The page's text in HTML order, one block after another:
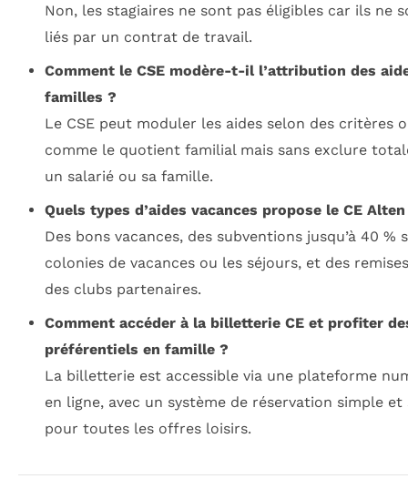
Non, les stagiaires ne sont pas éligibles car ils ne
liés par un contrat de travail.
Comment le CSE modère-t-il l’attribution des
familles ?
Le CSE peut moduler les aides selon des critères
comme le quotient familial mais sans exclure
un salarié ou sa famille.
Quels types d’aides vacances propose le CE
Des bons vacances, des subventions jusqu’à 40 %
colonies de vacances ou les séjours, et des
des clubs partenaires.
Comment accéder à la billetterie CE et profiter
préférentiels en famille ?
La billetterie est accessible via une plateforme
en ligne, avec un système de réservation simple et
pour toutes les offres loisirs.